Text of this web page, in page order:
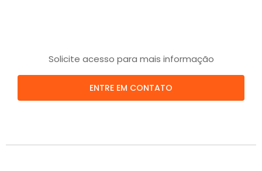
Solicite acesso para mais informação
ENTRE EM CONTATO